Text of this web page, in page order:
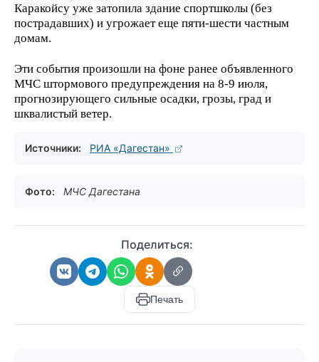
Каракойсу уже затопила здание спортшколы (без
пострадавших) и угрожает еще пяти-шести частным
домам.
Эти события произошли на фоне ранее объявленного
МЧС штормового предупреждения на 8-9 июля,
прогнозирующего сильные осадки, грозы, град и
шквалистый ветер.
Источники: РИА «Дагестан»
Фото: МЧС Дагестана
Поделиться:
Печать